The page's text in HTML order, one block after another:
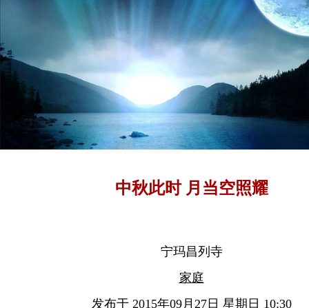
中秋此时 月当空照耀
宁玛昌列寺
家庭
发布于 2015年09月27日 星期日 10:30